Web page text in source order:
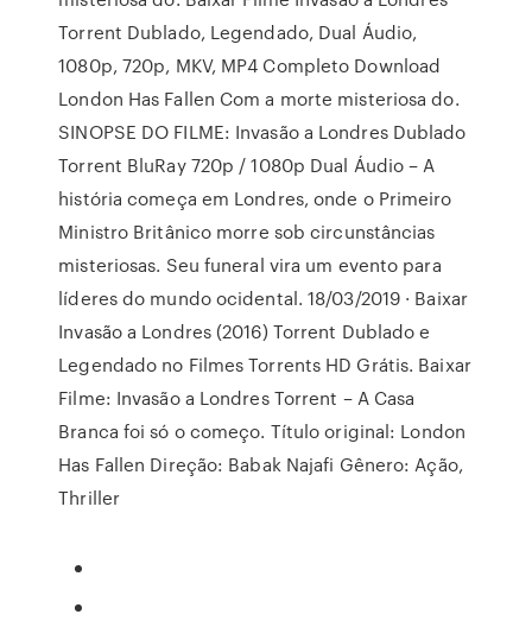
Torrent Dublado, Legendado, Dual Áudio,
1080p, 720p, MKV, MP4 Completo Download
London Has Fallen Com a morte misteriosa do.
SINOPSE DO FILME: Invasão a Londres Dublado
Torrent BluRay 720p / 1080p Dual Áudio – A
história começa em Londres, onde o Primeiro
Ministro Britânico morre sob circunstâncias
misteriosas. Seu funeral vira um evento para
líderes do mundo ocidental. 18/03/2019 · Baixar
Invasão a Londres (2016) Torrent Dublado e
Legendado no Filmes Torrents HD Grátis. Baixar
Filme: Invasão a Londres Torrent – A Casa
Branca foi só o começo. Título original: London
Has Fallen Direção: Babak Najafi Gênero: Ação,
Thriller